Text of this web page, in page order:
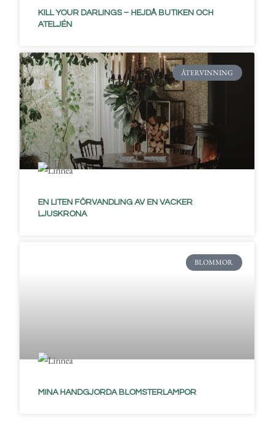
KILL YOUR DARLINGS – HEJDÅ BUTIKEN OCH
ATELJÉN
ÅTERVINNING
EN LITEN FÖRVANDLING AV EN VACKER
LJUSKRONA
BLOMMOR
MINA HANDGJORDA BLOMSTERLAMPOR